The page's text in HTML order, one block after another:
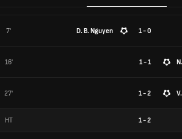
7' D. B. Nguyen 1 - 0
16' 1 - 1
27' 1 - 2
HT 1-2